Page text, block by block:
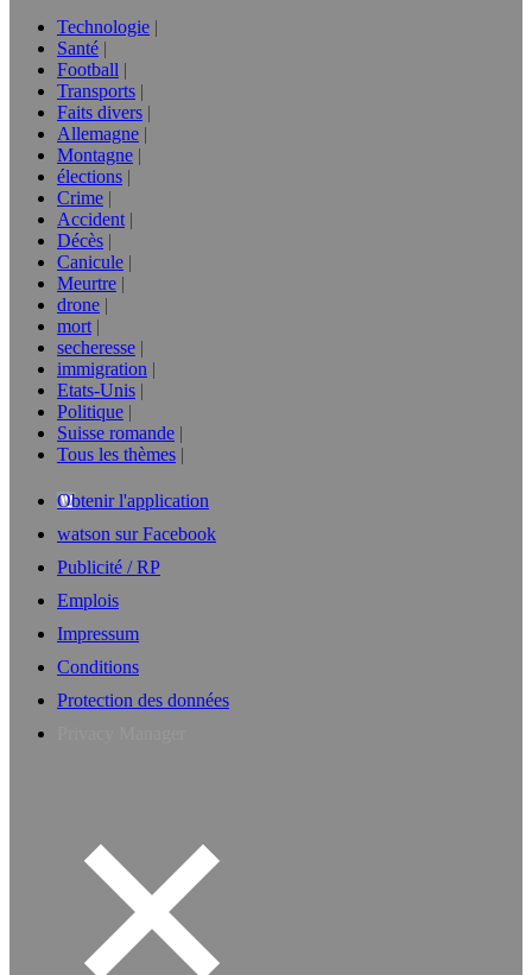
Technologie
Santé
Football
Transports
Faits divers
Allemagne
Montagne
élections
Crime
Accident
Décès
Canicule
Meurtre
drone
mort
secheresse
immigration
Etats-Unis
Politique
Suisse romande
Tous les thèmes
Obtenir l'application
watson sur Facebook
Publicité / RP
Emplois
Impressum
Conditions
Protection des données